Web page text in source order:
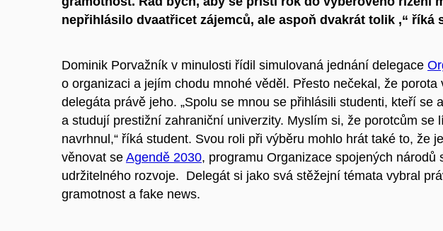
nepřihlásilo dvaatřicet zájemců, ale aspoň dvakrát tolik ,“ říká
Dominik Porvažník v minulosti řídil simulovaná jednání delegace
o organizaci a jejím chodu mnohé věděl. Přesto nečekal, že
delegáta právě jeho. „Spolu se mnou se přihlásili studenti, kteří se
a studují prestižní zahraniční univerzity. Myslím si, že porotcům se
navrhnul,“ říká student. Svou roli při výběru mohlo hrát také to, že
věnovat se Agendě 2030, programu Organizace spojených
udržitelného rozvoje. Delegát si jako svá stěžejní témata vybral
gramotnost a fake news.